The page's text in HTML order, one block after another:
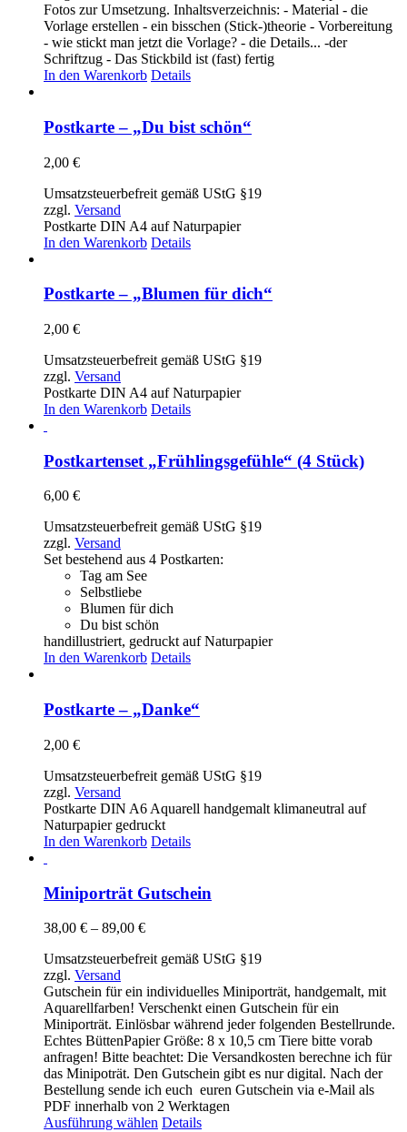
Fotos zur Umsetzung. Inhaltsverzeichnis: - Material - die
Vorlage erstellen - ein bisschen (Stick-)theorie - Vorbereitung
- wie stickt man jetzt die Vorlage? - die Details... -der
Schriftzug - Das Stickbild ist (fast) fertig
In den Warenkorb Details
Postkarte – „Du bist schön“
2,00 €
Umsatzsteuerbefreit gemäß UStG §19
zzgl. Versand
Postkarte DIN A4 auf Naturpapier
In den Warenkorb Details
Postkarte – „Blumen für dich“
2,00 €
Umsatzsteuerbefreit gemäß UStG §19
zzgl. Versand
Postkarte DIN A4 auf Naturpapier
In den Warenkorb Details
Postkartenset „Frühlingsgefühle“ (4 Stück)
6,00 €
Umsatzsteuerbefreit gemäß UStG §19
zzgl. Versand
Set bestehend aus 4 Postkarten:
Tag am See
Selbstliebe
Blumen für dich
Du bist schön
handillustriert, gedruckt auf Naturpapier
In den Warenkorb Details
Postkarte – „Danke“
2,00 €
Umsatzsteuerbefreit gemäß UStG §19
zzgl. Versand
Postkarte DIN A6 Aquarell handgemalt klimaneutral auf
Naturpapier gedruckt
In den Warenkorb Details
Miniporträt Gutschein
38,00 € – 89,00 €Preisspanne:
bis
Umsatzsteuerbefreit gemäß UStG §19
zzgl. Versand
Gutschein für ein individuelles Miniporträt, handgemalt, mit
Aquarellfarben! Verschenkt einen Gutschein für ein
Miniporträt. Einlösbar während jeder folgenden Bestellrunde.
Echtes BüttenPapier Größe: 8 x 10,5 cm Tiere bitte vorab
anfragen! Bitte beachtet: Die Versandkosten berechne ich für
das Minipoträt. Den Gutschein gibt es nur digital. Nach der
Bestellung sende ich euch euren Gutschein via e-Mail als
PDF innerhalb von 2 Werktagen
Ausführung wählen Dieses
Details